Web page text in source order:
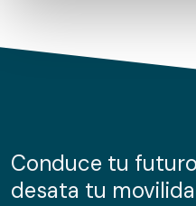
de cookies.
información sobre el uso
nuestros partners de
Conduce tu
desata tu